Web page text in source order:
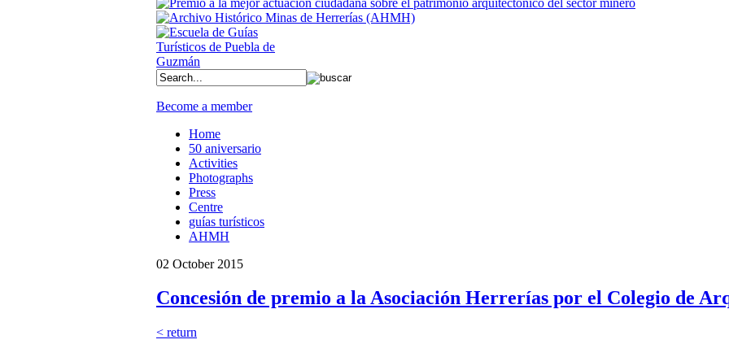
Become a member
Home
50 aniversario
Activities
Photographs
Press
Centre
guías turísticos
AHMH
02 October 2015
Concesión de premio a la Asociación Herrerías por el Colegio de
< return